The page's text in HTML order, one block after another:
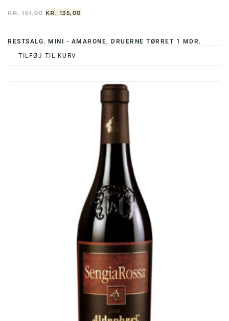
KR.161,00 DEN
KR. 161,00.
KR. 135,00
KR. 135,00.
RESTSALG. MINI - AMARONE, DRUERNE TØRRET 1 MDR.
TILFØJ TIL KURV